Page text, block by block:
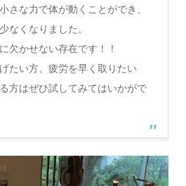
さな力で体が動くことができ、
なくなりました。
欠かせない存在です！！
たい方、疲労を早く取りたい
方はぜひ試してみてはいかがで